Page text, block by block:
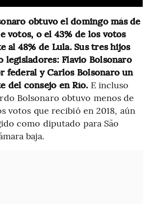
obtuvo el domingo más de
votos, o el 43% de los votos
al 48% de Lula. Sus tres hijos
legisladores: Flavio Bolsonaro
federal y Carlos Bolsonaro un
del consejo en Río. E incluso
Bolsonaro obtuvo menos de
votos que recibió en 2018, aún
como diputado para São
baja.